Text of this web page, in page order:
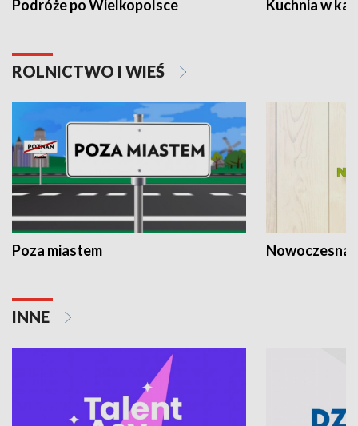
Podróże po Wielkopolsce Kuchnia w
ROLNICTWO I WIEŚ
Poza miastem Nowoczesna
INNE